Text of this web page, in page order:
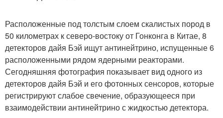
Расположенные под толстым слоем скалистых пород в
50 километрах к северо-востоку от Гонконга в Китае, 8
детекторов дайя Бэй ищут антинейтрино, испущенные 6
расположенными рядом ядерными реакторами.
Сегодняшняя фотография показывает вид одного из
детекторов дайя Бэй и его фотонных сенсоров, которые
регистрируют слабое свечение, образующееся при
взаимодействии антинейтрино с жидкостью детектора.